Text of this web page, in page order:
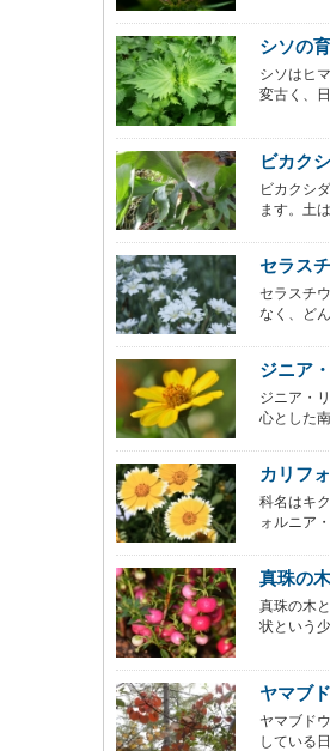
シソの
シソはヒ
変古く、
ビカク
ビカクシ
ます。土
セラス
セラスチ
なく、ど
ジニア
ジニア・
心とした
カリフ
科名はキ
ォルニア
真珠の
真珠の木
状という
ヤマブ
ヤマブド
している